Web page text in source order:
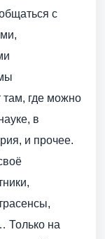
с
там, где можно
в
и прочее.
Только на